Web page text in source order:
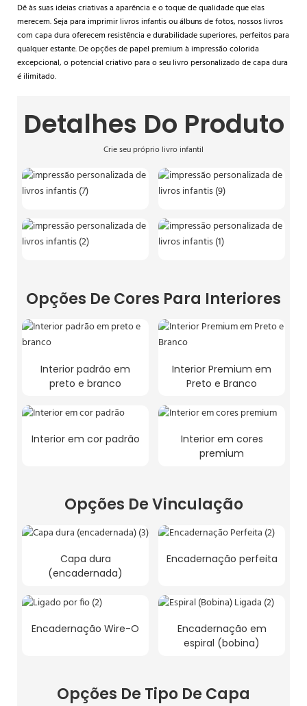
Dê às suas ideias criativas a aparência e o toque de qualidade que elas
merecem. Seja para imprimir livros infantis ou álbuns de fotos, nossos livros
com capa dura oferecem resistência e durabilidade superiores, perfeitos para
qualquer estante. De opções de papel premium à impressão colorida
excepcional, o potencial criativo para o seu livro personalizado de capa dura
é ilimitado.
Detalhes Do Produto
Crie seu próprio livro infantil
Opções De Cores Para Interiores
Interior padrão em
preto e branco
Interior Premium em
Preto e Branco
Interior em cor padrão
Interior em cores
premium
Opções De Vinculação
Capa dura
(encadernada)
Encadernação perfeita
Encadernação Wire-O
Encadernação em
espiral (bobina)
Opções De Tipo De Capa